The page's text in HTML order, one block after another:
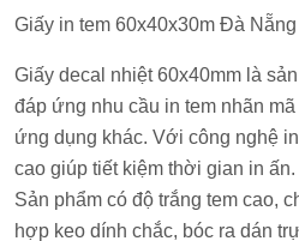
Giấy in tem 60x40x30m Đà Nẵng
Giấy decal nhiệt 60x40mm là
đáp ứng nhu cầu in tem nhãn
ứng dụng khác. Với công nghệ
cao giúp tiết kiệm thời gian in ấn.
Sản phẩm có độ trắng tem cao,
hợp keo dính chắc, bóc ra dán